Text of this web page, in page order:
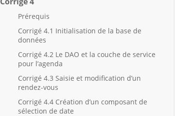
Prérequis
Corrigé 4.1 Initialisation de la base de
données
Corrigé 4.2 Le DAO et la couche de service
pour l’agenda
Corrigé 4.3 Saisie et modification d’un
rendez-vous
Corrigé 4.4 Création d’un composant de
sélection de date